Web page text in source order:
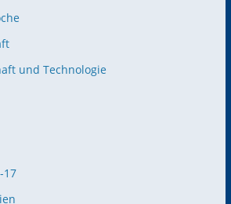
und Technologie
17